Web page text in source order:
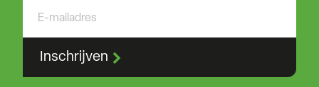
Inschrijven